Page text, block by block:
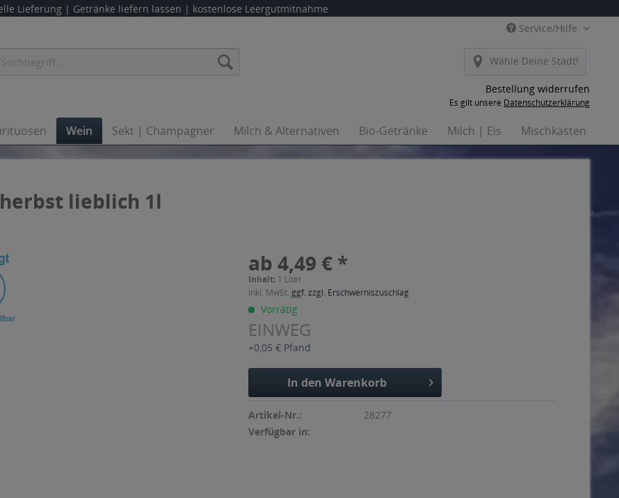
Lieferung | Getränke liefern lassen | kostenlose Leergutmitnahme
Service/Hilfe
Wähle Deine Stadt!
Bestellung widerrufen
Es gilt unsere Datenschutzerklärung
Wein Sekt | Champagner Milch & Alternativen Bio-Getränke Milch | Eis Mischkästen
lieblich 1l
ab 4,49 € *
Inhalt: 1 Liter
inkl. MwSt. ggf. zzgl. Erschwerniszuschlag
Vorrätig
EINWEG
+0,05 € Pfand
In den Warenkorb
Artikel-Nr.:
28277
Verfügbar in: